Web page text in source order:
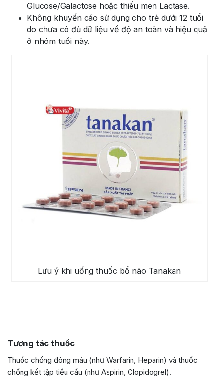
Glucose/Galactose hoặc thiếu men Lactase.
Không khuyến cáo sử dụng cho trẻ dưới 12 tuổi
do chưa có đủ dữ liệu về độ an toàn và hiệu quả
ở nhóm tuổi này.
Lưu ý khi uống thuốc bổ não Tanakan
Tương tác thuốc
Thuốc chống đông máu (như Warfarin, Heparin) và thuốc
chống kết tập tiểu cầu (như Aspirin, Clopidogrel).